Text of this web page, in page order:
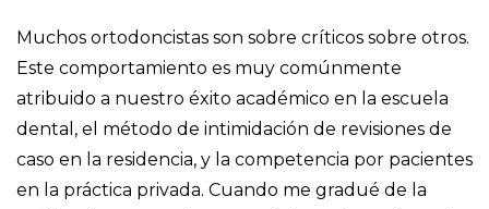
Muchos ortodoncistas son sobre críticos sobre otros.
Este comportamiento es muy comúnmente
atribuido a nuestro éxito académico en la escuela
dental, el método de intimidación de revisiones de
caso en la residencia, y la competencia por pacientes
en la práctica privada. Cuando me gradué de la